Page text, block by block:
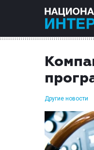
Другие новости